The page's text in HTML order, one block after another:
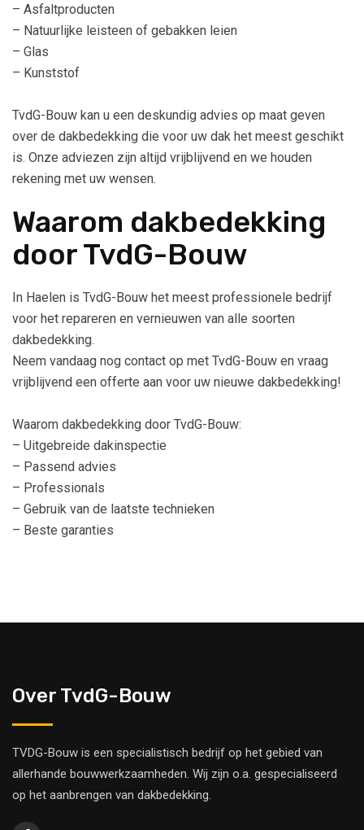
– Asfaltproducten
– Natuurlijke leisteen of gebakken leien
– Glas
– Kunststof
TvdG-Bouw kan u een deskundig advies op maat geven
over de dakbedekking die voor uw dak het meest geschikt
is. Onze adviezen zijn altijd vrijblijvend en we houden
rekening met uw wensen.
Waarom dakbedekking
door TvdG-Bouw
In Haelen is TvdG-Bouw het meest professionele bedrijf
voor het repareren en vernieuwen van alle soorten
dakbedekking.
Neem vandaag nog contact op met TvdG-Bouw en vraag
vrijblijvend een offerte aan voor uw nieuwe dakbedekking!
Waarom dakbedekking door TvdG-Bouw:
– Uitgebreide dakinspectie
– Passend advies
– Professionals
– Gebruik van de laatste technieken
– Beste garanties
Over TvdG-Bouw
TVDG-Bouw is een specialistisch bedrijf op het gebied van
allerhande bouwwerkzaamheden. Wij zijn o.a. gespecialiseerd
op het aanbrengen van dakbedekking.